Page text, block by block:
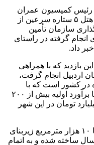
کمیسیون عمران
مجلس در جریان بازدید میدانی از پروژه هتل ۵ ستاره سرعین از
سازمان تأمین
انجام گرفته در راستای
داد.
بازدید که با همراهی
اردبیل انجام گرفت،
سرعین اولین هتل ۵ ستاره در کشور است که با
سرمایه‌گذاری سازمان تأمین اجتماعی با برآورد اولیه بیش از ۲۰۰
تومان و ارزش روز حدود ۴۰۰ میلیارد تومان در این شهر
به گفته مدیر پروژه، این هتل در زمینی با ۱۰ هزار مترمربع زیربنای
و ۲۴۰ اتاق در ۱۰ طبقه در عرض ۳ سال ساخته شده و به اتمام